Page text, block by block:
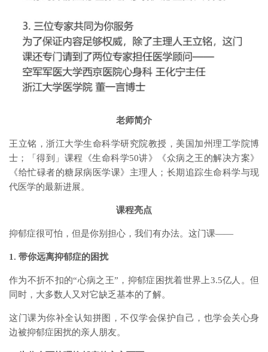
老师简介
王立铭，浙江大学生命科学研究院教授，美国加州理工学院博
士；「得到」课程《生命科学50讲》《众病之王的解决方案》
《给忙碌者的糖尿病医学课》主理人；长期追踪生命科学与现
代医学的最新进展。
课程亮点
抑郁症很可怕，但是你别担心，我们有办法。这门课——
1. 带你远离抑郁症的困扰
作为不折不扣的“心病之王”，抑郁症困扰着世界上3.5亿人。但
同时，大多数人又对它缺乏基本的了解。
这门课为你补全认知拼图，不仅学会保护自己，也学会关心身
边被抑郁症困扰的亲人朋友。